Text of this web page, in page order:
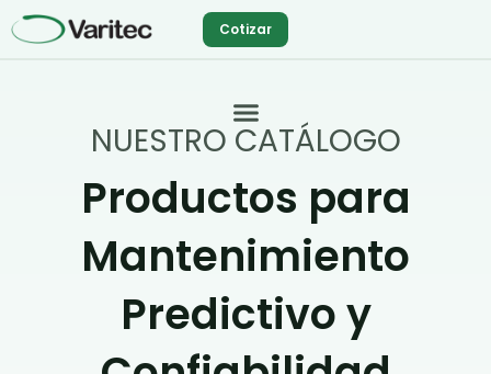
al
Cotizar
NUESTRO CATÁLOGO
Productos para
Mantenimiento
Predictivo y